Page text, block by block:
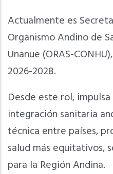
Actualmente es
Organismo Andino de
Unanue (ORAS-
2026-2028.
Desde este rol,
integración sanitaria
técnica entre países,
salud más equitativos,
para la Región Andina.